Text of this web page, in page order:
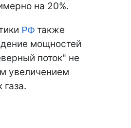
на 20%.
РФ также
мощностей
поток" не
увеличением
газа.